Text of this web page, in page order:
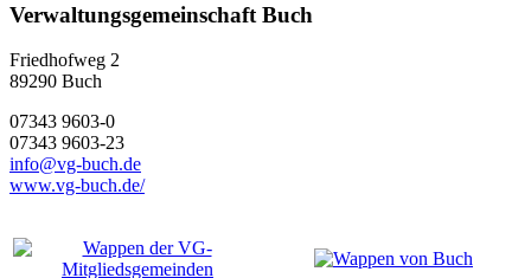
Verwaltungsgemeinschaft Buch
Friedhofweg 2
89290 Buch
07343 9603-0
07343 9603-23
info@vg-buch.de
www.vg-buch.de/